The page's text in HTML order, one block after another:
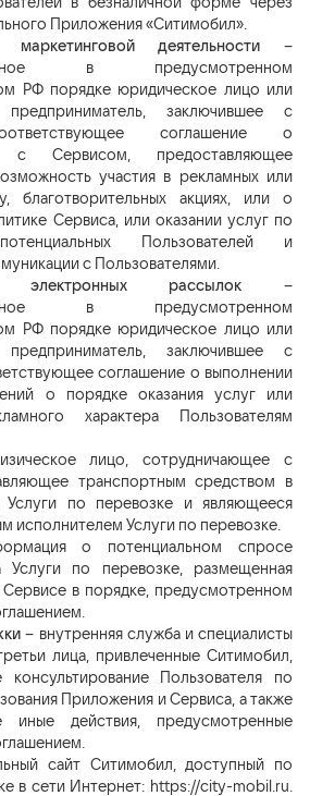
Приложения «Ситимобил».
деятельности–
в предусмотренном
РФ порядке юридическое лицо или
предприниматель, заключившее с
соглашение о
с Сервисом, предоставляющее
участия в рекламных или
благотворительных акциях, или о
Сервиса, или оказании услуг по
Пользователей и
с Пользователями.
электронных рассылок –
в предусмотренном
РФ порядке юридическое лицо или
предприниматель, заключившее с
соглашение о выполнении
о порядке оказания услуг или
характера Пользователям
лицо, сотрудничающее с
транспортным средством в
Услуги по перевозке и являющееся
исполнителем Услуги по перевозке.
о потенциальном спросе
Услуги по перевозке, размещенная
в порядке, предусмотренном
– внутренняя служба и специалисты
лица, привлеченные Ситимобил,
Пользователя по
Приложения и Сервиса, а также
иные действия, предусмотренные
сайт Ситимобил, доступный по
в сети Интернет: https://city-mobil.ru.